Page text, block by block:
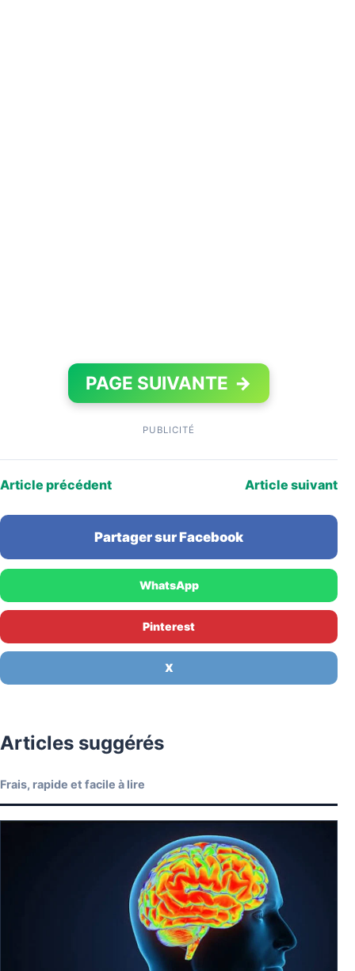
PAGE SUIVANTE →
PUBLICITÉ
Article précédent Article suivant
Partager sur Facebook
WhatsApp
Pinterest
X
Articles suggérés
Frais, rapide et facile à lire